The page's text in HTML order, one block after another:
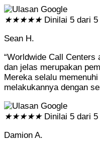
★★★★★ Dinilai 5 dari 5
Sean H.
“Worldwide Call Centers
dan jelas merupakan
Mereka selalu
melakukannya dengan
★★★★★ Dinilai 5 dari 5
Damion A.